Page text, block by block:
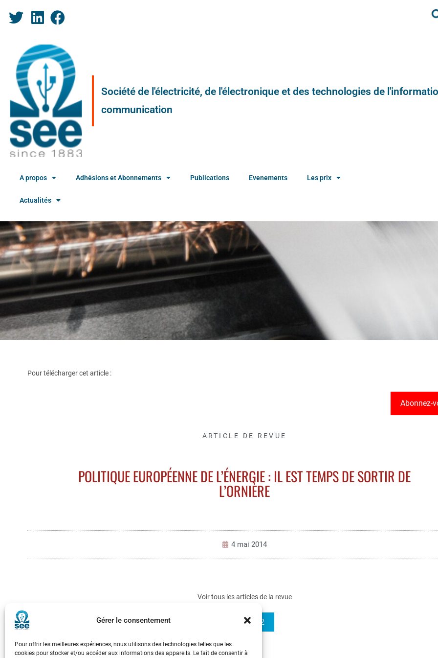
Gérer le consentement
Pour offrir les meilleures expériences, nous utilisons des technologies telles que les
cookies pour stocker et/ou accéder aux informations des appareils. Le fait de consentir à
Société de l'électricité, de l'électronique et des technologies de
communication
A propos Adhésions et Abonnements Publications Evenements Les prix
Actualités
Pour télécharger cet article :
Abonnez-
ARTICLE DE REVUE
POLITIQUE EUROPÉENNE DE L’ÉNERGIE : IL EST TEMPS DE SORTIR DE
L’ORNIÈRE
4 mai 2014
Voir tous les articles de la revue
REE 2014-2